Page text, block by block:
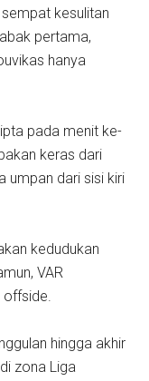
kesulitan
pertama,
hanya
pada menit ke-
keras dari
umpan dari sisi kiri
kedudukan
VAR
offside.
hingga akhir
zona Liga